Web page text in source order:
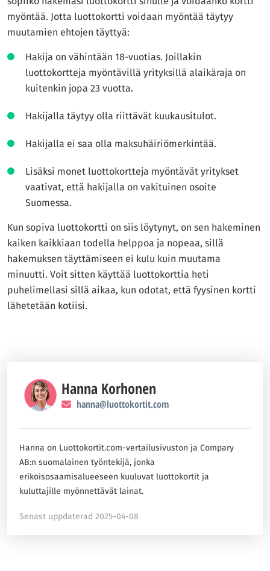
myöntää. Jotta luottokortti voidaan myöntää täytyy
muutamien ehtojen täyttyä:
Hakija on vähintään 18-vuotias. Joillakin
luottokortteja myöntävillä yrityksillä alaikäraja on
kuitenkin jopa 23 vuotta.
Hakijalla täytyy olla riittävät kuukausitulot.
Hakijalla ei saa olla maksuhäiriömerkintää.
Lisäksi monet luottokortteja myöntävät yritykset
vaativat, että hakijalla on vakituinen osoite
Suomessa.
Kun sopiva luottokortti on siis löytynyt, on sen hakeminen
kaiken kaikkiaan todella helppoa ja nopeaa, sillä
hakemuksen täyttämiseen ei kulu kuin muutama
minuutti. Voit sitten käyttää luottokorttia heti
puhelimellasi sillä aikaa, kun odotat, että fyysinen kortti
lähetetään kotiisi.
Hanna Korhonen
hanna@luottokortit.com
Hanna on Luottokortit.com-vertailusivuston ja Compary
AB:n suomalainen työntekijä, jonka
erikoisosaamisalueeseen kuuluvat luottokortit ja
kuluttajille myönnettävät lainat.
Senast uppdaterad 2025-04-08